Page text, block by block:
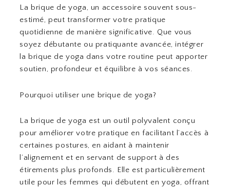
La brique de yoga, un accessoire souvent sous-
estimé, peut transformer votre pratique
quotidienne de manière significative. Que vous
soyez débutante ou pratiquante avancée, intégrer
la brique de yoga dans votre routine peut apporter
soutien, profondeur et équilibre à vos séances.
Pourquoi utiliser une brique de yoga?
La brique de yoga est un outil polyvalent conçu
pour améliorer votre pratique en facilitant l’accès à
certaines postures, en aidant à maintenir
l’alignement et en servant de support à des
étirements plus profonds. Elle est particulièrement
utile pour les femmes qui débutent en yoga, offrant